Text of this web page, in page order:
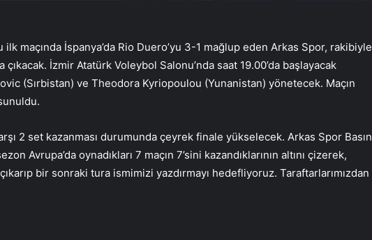
ilk maçında İspanya’da Rio Duero’yu 3-1 mağlup eden Arkas Spor, rakibiyle
çıkacak. İzmir Atatürk Voleybol Salonu’nda saat 19.00’da başlayacak
(Sırbistan) ve Theodora Kyriopoulou (Yunanistan) yönetecek. Maçın
2 set kazanması durumunda çeyrek finale yükselecek. Arkas Spor Basın
Avrupa’da oynadıkları 7 maçın 7’sini kazandıklarının altını çizerek,
bir sonraki tura ismimizi yazdırmayı hedefliyoruz. Taraftarlarımızdan